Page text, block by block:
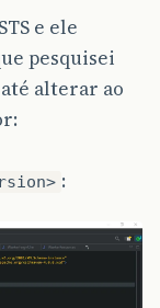
e ele
pesquisei
alterar ao
: